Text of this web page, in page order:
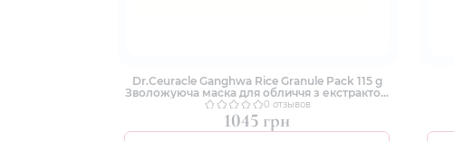
Dr.Ceuracle Ganghwa Rice Granule Pack 115 g
Зволожуюча маска для обличчя з екстрактом
рису0 отзывов
1045 грн